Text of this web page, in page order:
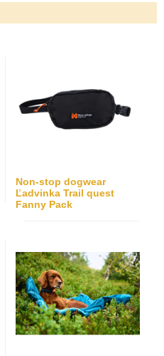
Non-stop dogwear
Ľadvinka Trail quest
Fanny Pack